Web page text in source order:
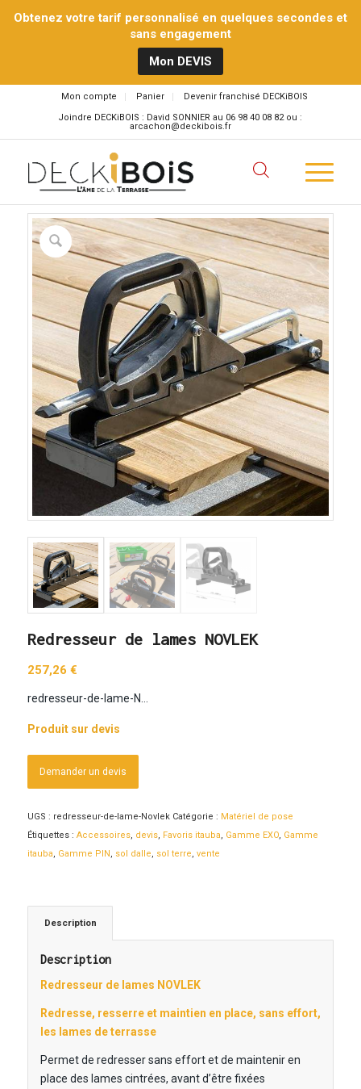
Obtenez votre tarif personnalisé en quelques secondes et
sans engagement
Mon DEVIS
Mon compte Panier
Devenir franchisé DECKiBOIS
Joindre DECKiBOIS : David SONNIER au 06 98 40 08 82 ou :
arcachon@deckibois.fr
Redresseur de lames NOVLEK
257,26 €
redresseur-de-lame-N…
Produit sur devis
Demander un devis
UGS : redresseur-de-lame-Novlek Catégorie : Matériel de pose
Étiquettes : Accessoires, devis, Favoris itauba, Gamme EXO, Gamme
itauba, Gamme PIN, sol dalle, sol terre, vente
Description
Description
Redresseur de lames NOVLEK
Redresse, resserre et maintien en place, sans effort,
les lames de terrasse
Permet de redresser sans effort et de maintenir en
place des lames cintrées, avant d’être fixées